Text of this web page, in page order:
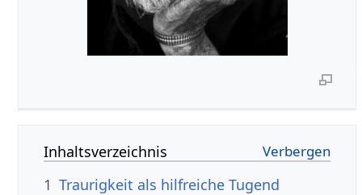
Inhaltsverzeichnis
1 Traurigkeit als hilfreiche Tugend